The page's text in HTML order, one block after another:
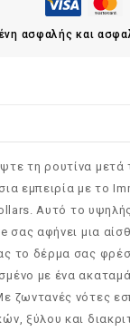
ασφαλής και
τη ρουτίνα μετά
εμπειρία με το
Αυτό το
σας αφήνει μια
το δέρμα σας
με ένα
ζωντανές νότες
ξύλου και